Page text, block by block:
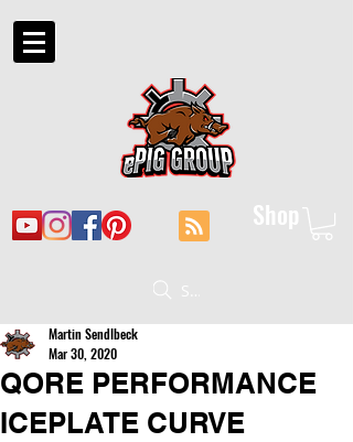
Shop
Suche
QORE PERFORMANCE
ICEPLATE CURVE
Martin Sendlbeck
Mar 30, 2020